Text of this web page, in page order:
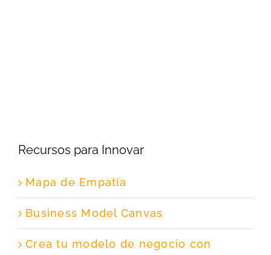
Recursos para Innovar
Mapa de Empatía
Business Model Canvas
Crea tu modelo de negocio con